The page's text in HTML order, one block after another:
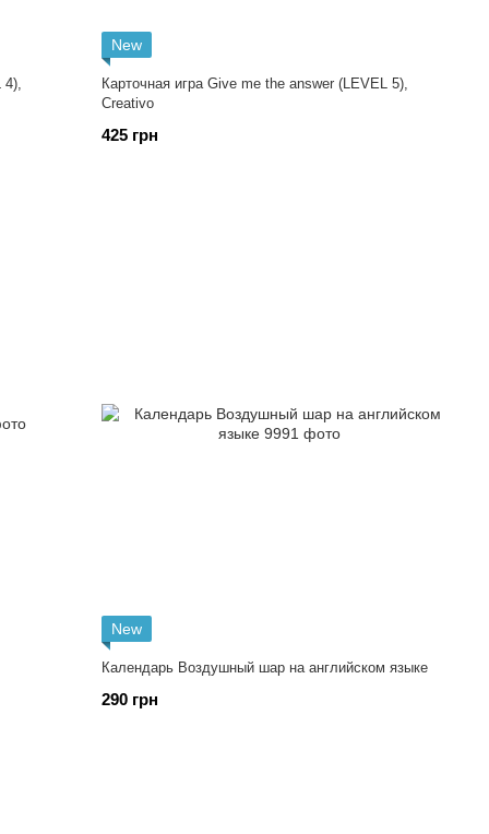
4),
New
Карточная игра Give me the answer (LEVEL 5),
Creativo
425 грн
New
Календарь Воздушный шар на английском языке
290 грн